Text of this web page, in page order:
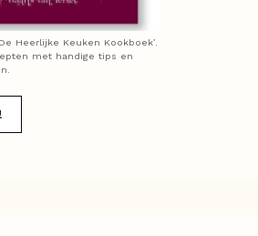
Heerlijke Keuken Kookboek’.
met handige tips en